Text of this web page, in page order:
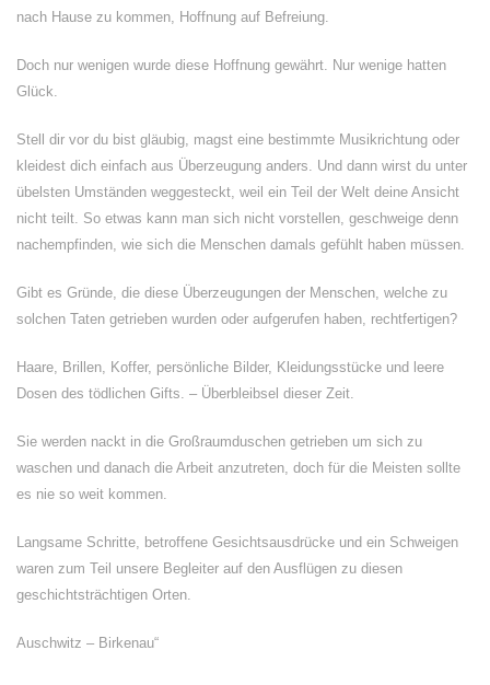
nach Hause zu kommen, Hoffnung auf Befreiung.
Doch nur wenigen wurde diese Hoffnung gewährt. Nur wenige hatten
Glück.
Stell dir vor du bist gläubig, magst eine bestimmte Musikrichtung oder
kleidest dich einfach aus Überzeugung anders. Und dann wirst du unter
übelsten Umständen weggesteckt, weil ein Teil der Welt deine Ansicht
nicht teilt. So etwas kann man sich nicht vorstellen, geschweige denn
nachempfinden, wie sich die Menschen damals gefühlt haben müssen.
Gibt es Gründe, die diese Überzeugungen der Menschen, welche zu
solchen Taten getrieben wurden oder aufgerufen haben, rechtfertigen?
Haare, Brillen, Koffer, persönliche Bilder, Kleidungsstücke und leere
Dosen des tödlichen Gifts. – Überbleibsel dieser Zeit.
Sie werden nackt in die Großraumduschen getrieben um sich zu
waschen und danach die Arbeit anzutreten, doch für die Meisten sollte
es nie so weit kommen.
Langsame Schritte, betroffene Gesichtsausdrücke und ein Schweigen
waren zum Teil unsere Begleiter auf den Ausflügen zu diesen
geschichtsträchtigen Orten.
Auschwitz – Birkenau“